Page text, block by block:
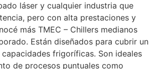
láser y cualquier industria que
pero con alta prestaciones y
más TMEC – Chillers medianos
Están diseñados para cubrir un
frigoríficas. Son ideales
de procesos puntuales como